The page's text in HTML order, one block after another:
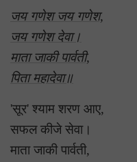
जय गणेश जय गणेश,
जय गणेश देवा।
माता जाकी पार्वती,
पिता महादेवा॥
'सूर' श्याम शरण आए,
सफल कीजे सेवा।
माता जाकी पार्वती,